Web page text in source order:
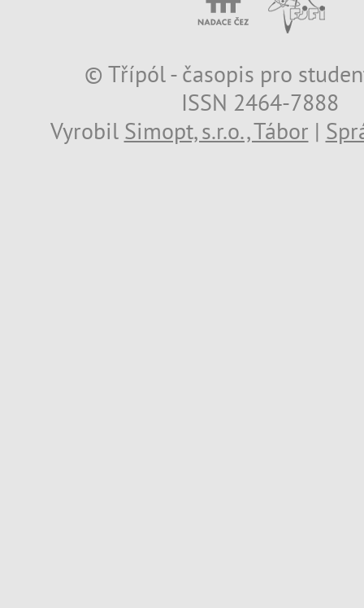
© Třípól - časopis pro
ISSN 2464-7888
Vyrobil Simopt, s.r.o., Tábor |